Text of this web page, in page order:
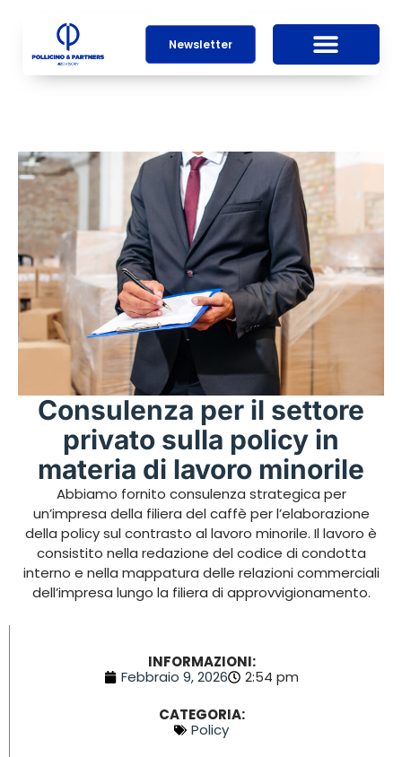
Newsletter
Consulenza per il settore
privato sulla policy in
materia di lavoro minorile
Abbiamo fornito consulenza strategica per
un’impresa della filiera del caffè per l’elaborazione
della policysul contrasto al lavoro minorile. Il lavoro è
consistito nella redazione del codice di condotta
interno e nella mappatura delle relazioni commerciali
dell’impresa lungo la filiera di approvvigionamento.
INFORMAZIONI:
Febbraio 9, 2026
2:54 pm
CATEGORIA:
Policy